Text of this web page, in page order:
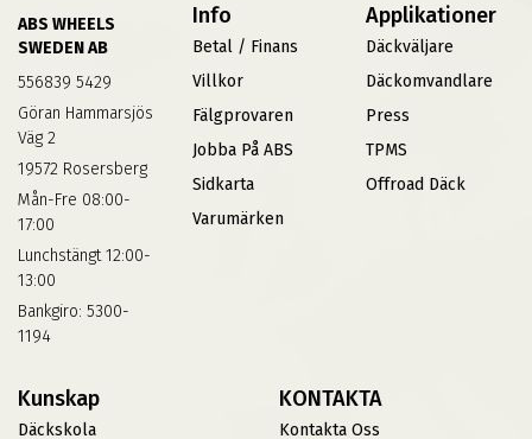
ABS WHEELS
SWEDEN AB
556839 5429
Göran Hammarsjös
Väg 2
19572 Rosersberg
Mån-Fre 08:00-
17:00
Lunchstängt 12:00-
13:00
Bankgiro: 5300-
1194
Info
Betal / Finans
Villkor
Fälgprovaren
Jobba På ABS
Sidkarta
Varumärken
Applikationer
Däckväljare
Däckomvandlare
Press
TPMS
Offroad Däck
Kunskap
Däckskola
KONTAKTA
Kontakta Oss